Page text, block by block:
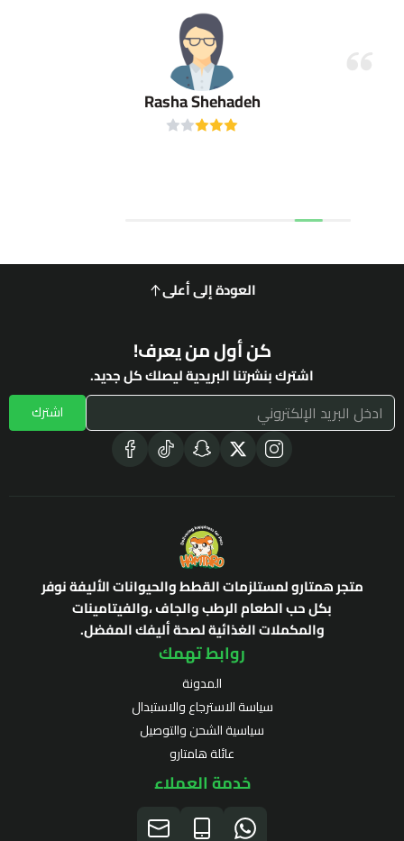
Rasha Shehadeh
العودة إلى أعلى
كن أول من يعرف!
اشترك بنشرتنا البريدية ليصلك كل جديد.
اشترك
متجر همتارو لمستلزمات القطط والحيوانات الأليفة نوفر
بكل حب الطعام الرطب والجاف ،والفيتامينات
والمكملات الغذائية لصحة أليفك المفضل.
روابط تهمك
المدونة
سياسة الاسترجاع والاستبدال
سياسية الشحن والتوصيل
عائلة هامتارو
خدمة العملاء